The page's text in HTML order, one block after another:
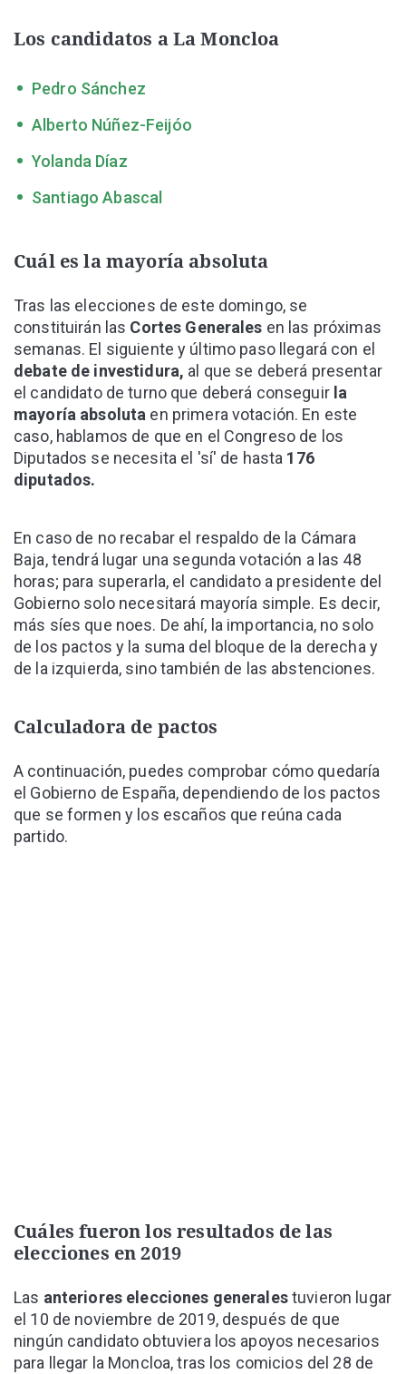
Los candidatos a La Moncloa
Pedro Sánchez
Alberto Núñez-Feijóo
Yolanda Díaz
Santiago Abascal
Cuál es la mayoría absoluta
Tras las elecciones de este domingo, se
constituirán las Cortes Generales en las próximas
semanas. El siguiente y último paso llegará con el
debate de investidura, al que se deberá presentar
el candidato de turno que deberá conseguir la
mayoría absoluta en primera votación. En este
caso, hablamos de que en el Congreso de los
Diputados se necesita el 'sí' de hasta 176
diputados.
En caso de no recabar el respaldo de la Cámara
Baja, tendrá lugar una segunda votación a las 48
horas; para superarla, el candidato a presidente del
Gobierno solo necesitará mayoría simple. Es decir,
más síes que noes. De ahí, la importancia, no solo
de los pactos y la suma del bloque de la derecha y
de la izquierda, sino también de las abstenciones.
Calculadora de pactos
A continuación, puedes comprobar cómo quedaría
el Gobierno de España, dependiendo de los pactos
que se formen y los escaños que reúna cada
partido.
Cuáles fueron los resultados de las
elecciones en 2019
Las anteriores elecciones generalestuvieron lugar
el 10 de noviembre de 2019, después de que
ningún candidato obtuviera los apoyos necesarios
para llegar la Moncloa, tras los comicios del 28 de